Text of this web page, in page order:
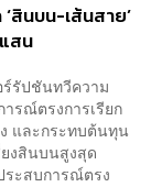
สินบน-เส้นสาย’
สน
ร์รัปชันทวีความ
รณ์ตรงการเรียก
และกระทบต้นทุน
งสินบนสูงสุด
ะสบการณ์ตรง